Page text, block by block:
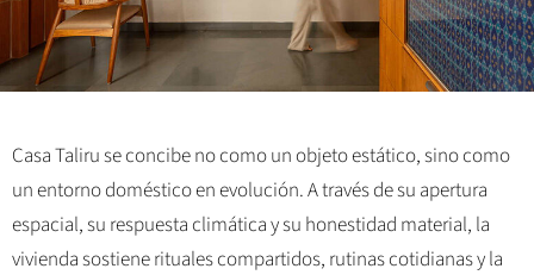
Casa Taliru se concibe no como un objeto estático, sino como
un entorno doméstico en evolución. A través de su apertura
espacial, su respuesta climática y su honestidad material, la
vivienda sostiene rituales compartidos, rutinas cotidianas y la